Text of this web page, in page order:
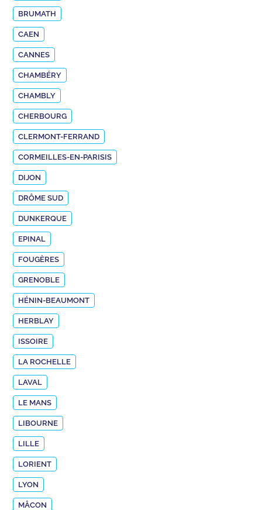
BRUMATH
CAEN
CANNES
CHAMBÉRY
CHAMBLY
CHERBOURG
CLERMONT-FERRAND
CORMEILLES-EN-PARISIS
DIJON
DRÔME SUD
DUNKERQUE
EPINAL
FOUGÈRES
GRENOBLE
HÉNIN-BEAUMONT
HERBLAY
ISSOIRE
LA ROCHELLE
LAVAL
LE MANS
LIBOURNE
LILLE
LORIENT
LYON
MÂCON